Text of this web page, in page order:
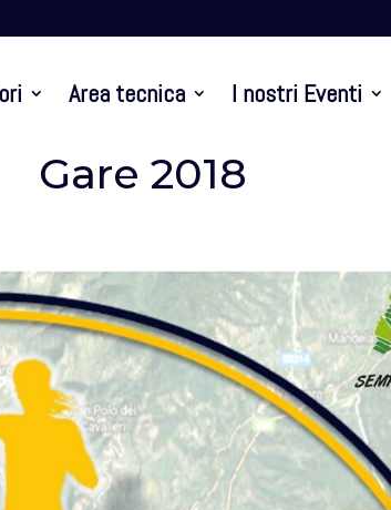
Area tecnica I nostri Eventi
Gare 2018